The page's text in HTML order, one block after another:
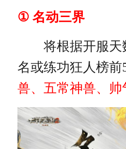
① 名动三界
将根据开服天
名或练功狂人榜
兽、五常神兽、